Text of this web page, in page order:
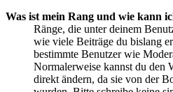
Was ist mein Rang und wie kann
Ränge, die unter deinem
wie viele Beiträge du bislang
bestimmte Benutzer wie
Normalerweise kannst du den
direkt ändern, da sie von der